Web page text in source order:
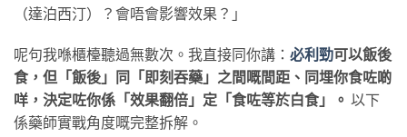
（達泊西汀）？會唔會影響效果？」
呢句我喺櫃檯聽過無數次。我直接同你講： 必利勁可以飯後
食，但「飯後」同「即刻吞藥」之間嘅間距、同埋你食咗啲
咩，決定咗你係「效果翻倍」定「食咗等於白食」。 ​ 以下
係藥師實戰角度嘅完整拆解。